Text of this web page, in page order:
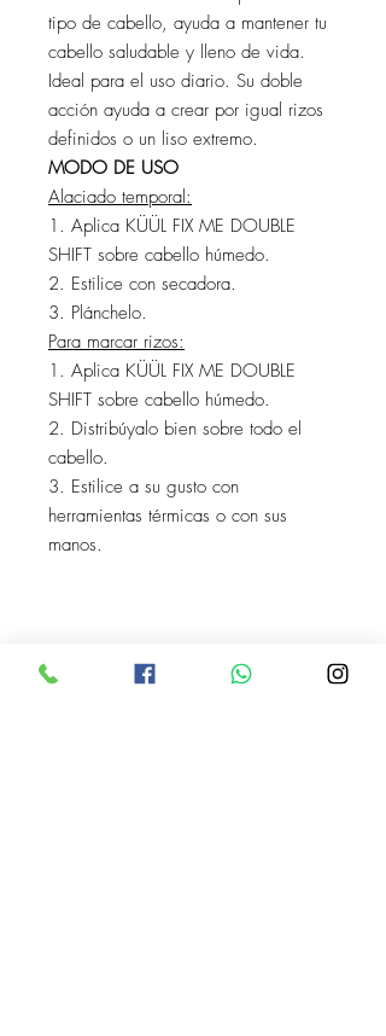
tipo de cabello, ayuda a mantener tu
cabello saludable y lleno de vida.
Ideal para el uso diario. Su doble
acción ayuda a crear por igual rizos
definidos o un liso extremo.
MODO DE USO
Alaciado temporal:
1. Aplica KÜÜL FIX ME DOUBLE
SHIFT sobre cabello húmedo.
2. Estilice con secadora.
3. Plánchelo.
Para marcar rizos:
1. Aplica KÜÜL FIX ME DOUBLE
SHIFT sobre cabello húmedo.
2. Distribúyalo bien sobre todo el
cabello.
3. Estilice a su gusto con
herramientas térmicas o con sus
manos.
VrNails